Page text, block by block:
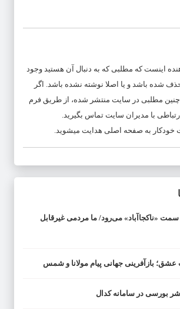
دهنده اینست که مطلبی که به دنبال آن هستید وجود
شده باشد و یا اصلا نوشته نشده باشد. اگر
مطلبی در سایت منتشر شده، از طریق فرم
با مدیران سایت تماس بگیرید.
خودکار به صفحه اصلی هدایت میشوید.
سمت «ناکجاآباد» می‌رود/ ما مردمی غیرقابل